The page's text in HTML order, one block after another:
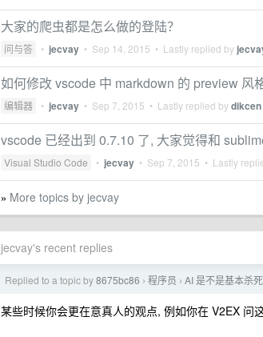
大家的爬虫都是怎么做的登陆？
问与答 • jecvay • Sep 14, 2015 • Lastly replied by
如何修改 vscode 中 markdown 的 preview 风
编辑器 • jecvay • Sep 7, 2015 • Lastly replied bydikcen
vscode 已经出到 0.7.10 了, 大家觉得和
Visual Studio Code • jecvay • Sep 7, 2015 • Lastly
» More topics by jecvay
jecvay's recent replies
Replied to a topic by8675bc86 › 程序员 › AI 是不是基本杀
某些时候你会更在意真人的观点, 例如你在 V2EX 问